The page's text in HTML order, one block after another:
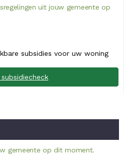
uit jouw gemeente op
subsidies voor uw woning
gemeente op dit moment.